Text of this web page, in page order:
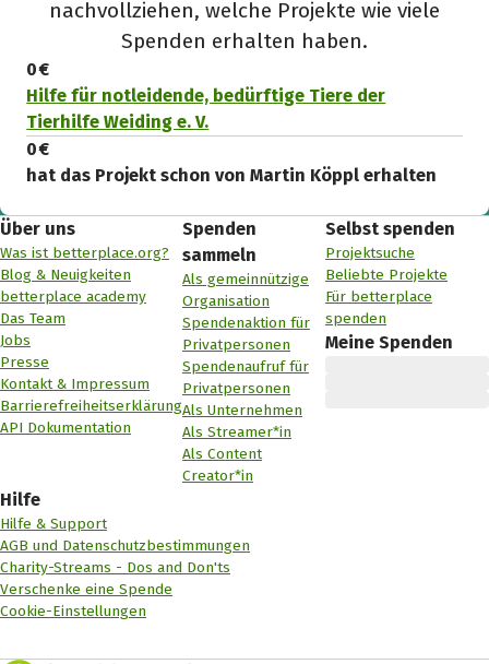
nachvollziehen, welche Projekte wie viele
Spenden erhalten haben.
0 €
Hilfe für notleidende, bedürftige Tiere der
Tierhilfe Weiding e. V.
0 €
hat das Projekt schon von Martin Köppl erhalten
Über uns
Was ist betterplace.org?
Blog & Neuigkeiten
betterplace academy
Das Team
Jobs
Presse
Kontakt & Impressum
Barrierefreiheitserklärung
API Dokumentation
Spenden
sammeln
Als gemeinnützige
Organisation
Spendenaktion für
Privatpersonen
Spendenaufruf für
Privatpersonen
Als Unternehmen
Als Streamer*in
Als Content
Creator*in
Selbst spenden
Projektsuche
Beliebte Projekte
Für betterplace
spenden
Meine Spenden
Hilfe
Hilfe & Support
AGB und Datenschutzbestimmungen
Charity-Streams - Dos and Don'ts
Verschenke eine Spende
Cookie-Einstellungen